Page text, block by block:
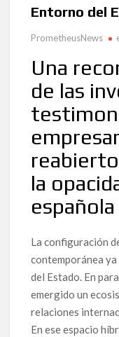
Entorno del
PrometheusNews
Una
de las
la
española
La configuración
contemporánea
del Estado. En
emergido un
relaciones
En ese espacio